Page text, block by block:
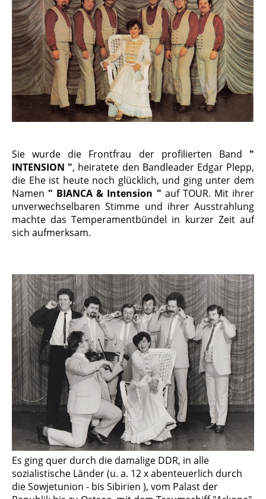
Sie wurde die Frontfrau der profilierten Band "
INTENSION ", heiratete den Band­leader Edgar Plepp,
die Ehe ist heute noch glücklich, und ging unter dem
Namen " BIANCA & Intension " auf TOUR. Mit ihrer
unverwechselbaren Stimme und ihrer Ausstrahlung
machte das Temperament­bündel in kurzer Zeit auf
sich aufmerksam.
Es ging quer durch die damalige DDR, in alle
sozialistische Länder (u. a. 12 x abenteuer­lich durch
die Sowjetunion - bis Sibirien ), vom Palast der